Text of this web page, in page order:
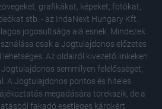
ki is
grafikákat, képeket, fotókat,
stb. - az IndaNext Hungary Kft.
jogosultsága alá esnek. Mindezek
csak a Jogtulajdonos előzetes
Az oldalról kivezető linkeken
semmilyen felelősséget,
A Jogtulajdonos pontos és hiteles
megadására törekszik, de a
fakadó esetleges károkért